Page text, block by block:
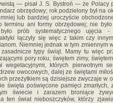
— pisał J. S. Bystroń — że Polacy
obrzędowy; rok podzielony był na
lub bardziej uroczyście
terminu ani formy obrzędowej; nie
prób systema­tycznego ujęcia -
łączyły się więc z takim czy
Niemniej jednak w tym zmiennym
typy świąt. Mamy tu więc
pory roku; świętem zimy,
wegetacyjnymi, których pierwotnym
owo­cowych, dalej ze świętami
przeżyt­kiem są dzisiejsze zwyczaje w
święta po­święcone pamięci zmarłych,
świecie i zara­zem broniące
ten świat nieboszczyków, któ­rzy